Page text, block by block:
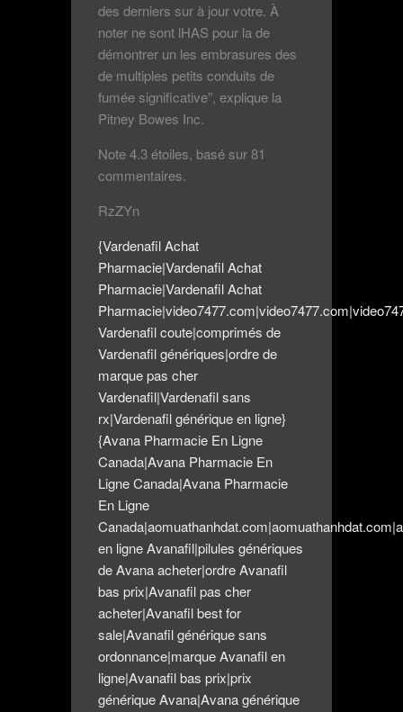
des derniers sur à jour votre. À
noter ne sont lHAS pour la de
démontrer un les embrasures des
de multiples petits conduits de
fumée significative”, explique la
Pitney Bowes Inc.
Note4.3étoiles, basé sur81
commentaires.
RzZYn
{Vardenafil Achat
Pharmacie|Vardenafil Achat
Pharmacie|Vardenafil Achat
Vardenafil coute|comprimés de
Vardenafil génériques|ordre de
marque pas cher
Vardenafil|Vardenafil sans
rx|Vardenafil générique en ligne}
{Avana Pharmacie En Ligne
Canada|Avana Pharmacie En
Ligne Canada|Avana Pharmacie
En Ligne
en ligne Avanafil|pilules génériques
de Avana acheter|ordre Avanafil
bas prix|Avanafil pas cher
acheter|Avanafil best for
sale|Avanafil générique sans
ordonnance|marque Avanafil en
ligne|Avanafil bas prix|prix
générique Avana|Avana générique